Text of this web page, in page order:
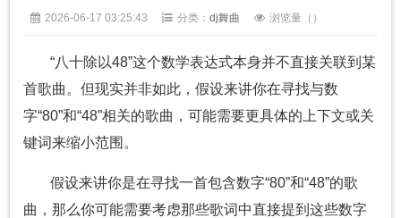
2026-06-17 03:25:43 分类： dj舞曲 浏览量（ ）
“八十除以48”这个数学表达式本身并不直接关联到某
首歌曲。但现实并非如此，假设来讲你在寻找与数
字“80”和“48”相关的歌曲，可能需要更具体的上下文或关
键词来缩小范围。
假设来讲你是在寻找一首包含数字“80”和“48”的歌
曲，那么你可能需要考虑那些歌词中直接提到这些数字